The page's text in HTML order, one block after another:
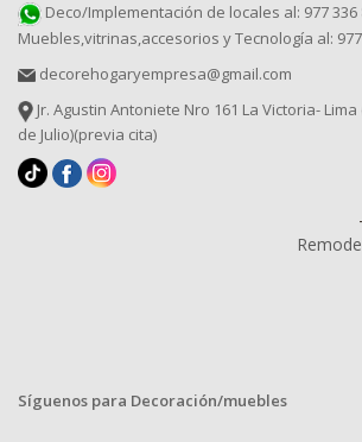
Deco/Implementación de locales al: 977 336
Muebles,vitrinas,accesorios y Tecnología al: 977
decorehogaryempresa@gmail.com
Jr. Agustin Antoniete Nro 161 La Victoria-
de Julio)(previa cita)
Síguenos para Decoración/muebles